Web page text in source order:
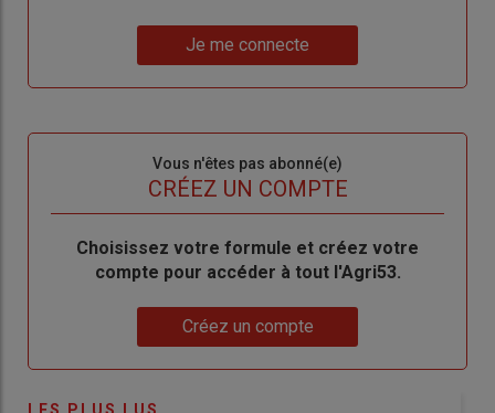
de
me
Je me connecte
Vous n'êtes pas abonné(e)
CRÉEZ UN COMPTE
BodyChoisissez votre formule et créez votre
compte pour accéder à tout l'Agri53.
Créez un compte
LES PLUS LUS